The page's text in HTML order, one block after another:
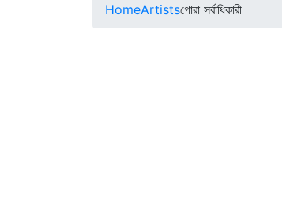
HomeArtistsগোরা সর্বাধিকারী